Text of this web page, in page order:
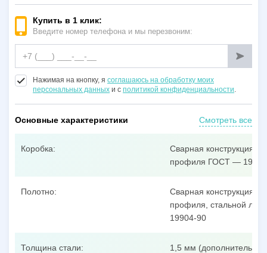
Купить в 1 клик:
Введите номер телефона и мы перезвоним:
Нажимая на кнопку, я соглашаюсь на обработку моих
персональных данных и с политикой конфиденциальности.
Основные характеристики Смотреть все
Коробка:
Сварная конструкция из
профиля ГОСТ —
Полотно:
Сварная конструкция из
профиля, стальной
19904-90
Толщина стали:
1,5 мм